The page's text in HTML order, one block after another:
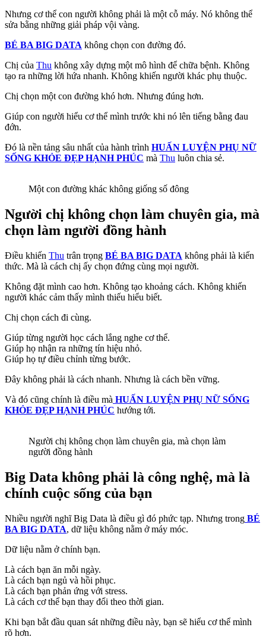
Nhưng cơ thể con người không phải là một cỗ máy. Nó không thể
sửa bằng những giải pháp vội vàng.
BÉ BA BIG DATA không chọn con đường đó.
Chị của Thu không xây dựng một mô hình để chữa bệnh. Không
tạo ra những lời hứa nhanh. Không khiến người khác phụ thuộc.
Chị chọn một con đường khó hơn. Nhưng đúng hơn.
Giúp con người hiểu cơ thể mình trước khi nó lên tiếng bằng đau
đớn.
Đó là nền tảng sâu nhất của hành trình HUẤN LUYỆN PHỤ NỮ
SỐNG KHỎE ĐẸP HẠNH PHÚC mà Thu luôn chia sẻ.
Một con đường khác không giống số đông
Người chị không chọn làm chuyên gia, mà
chọn làm người đồng hành
Điều khiến Thu trân trọng BÉ BA BIG DATA không phải là kiến
thức. Mà là cách chị ấy chọn đứng cùng mọi người.
Không đặt mình cao hơn. Không tạo khoảng cách. Không khiến
người khác cảm thấy mình thiếu hiểu biết.
Chị chọn cách đi cùng.
Giúp từng người học cách lắng nghe cơ thể.
Giúp họ nhận ra những tín hiệu nhỏ.
Giúp họ tự điều chỉnh từng bước.
Đây không phải là cách nhanh. Nhưng là cách bền vững.
Và đó cũng chính là điều mà HUẤN LUYỆN PHỤ NỮ SỐNG
KHỎE ĐẸP HẠNH PHÚC hướng tới.
Người chị không chọn làm chuyên gia, mà chọn làm
người đồng hành
Big Data không phải là công nghệ, mà là
chính cuộc sống của bạn
Nhiều người nghĩ Big Data là điều gì đó phức tạp. Nhưng trong BÉ
BA BIG DATA, dữ liệu không nằm ở máy móc.
Dữ liệu nằm ở chính bạn.
Là cách bạn ăn mỗi ngày.
Là cách bạn ngủ và hồi phục.
Là cách bạn phản ứng với stress.
Là cách cơ thể bạn thay đổi theo thời gian.
Khi bạn bắt đầu quan sát những điều này, bạn sẽ hiểu cơ thể mình
rõ hơn.